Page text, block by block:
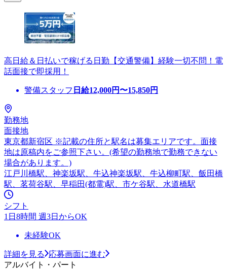
高日給＆日払いで稼げる日勤【交通警備】経験一切不問！電
話面接で即採用！
警備スタッフ 日給12,000円〜15,850円
勤務地
面接地
東京都新宿区 ※記載の住所と駅名は募集エリアです。面接
地は原稿内をご参照下さい。(希望の勤務地で勤務できない
場合があります。)
江戸川橋駅、神楽坂駅、牛込神楽坂駅、牛込柳町駅、飯田橋
駅、茗荷谷駅、早稲田(都電)駅、市ケ谷駅、水道橋駅
シフト
1日8時間 週3日からOK
未経験OK
詳細を見る
応募画面に進む
アルバイト・パート